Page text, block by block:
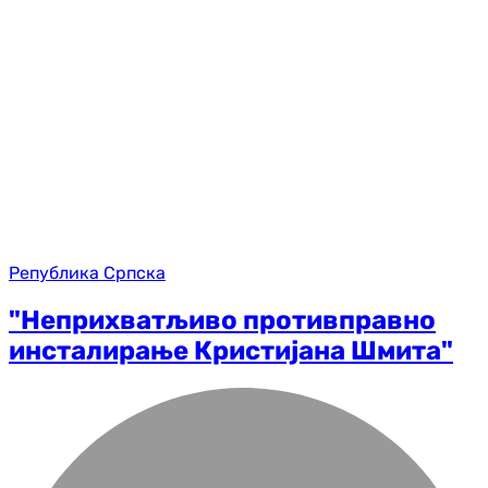
Република Српска
"Неприхватљиво противправно
инсталирање Кристијана Шмита"